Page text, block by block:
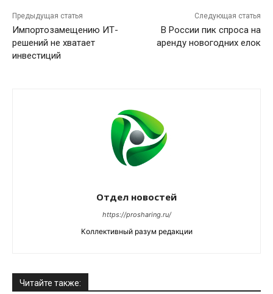
Предыдущая статья
Импортозамещению ИТ-
решений не хватает
инвестиций
Следующая статья
В России пик спроса на
аренду новогодних елок
Отдел новостей
https://prosharing.ru/
Коллективный разум редакции
Читайте также: